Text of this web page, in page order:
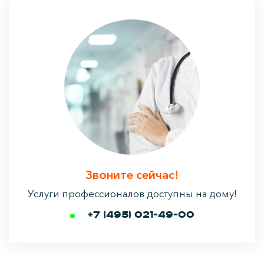
Звоните сейчас!
Услуги профессионалов доступны на дому!
+7 (495) 021-49-00